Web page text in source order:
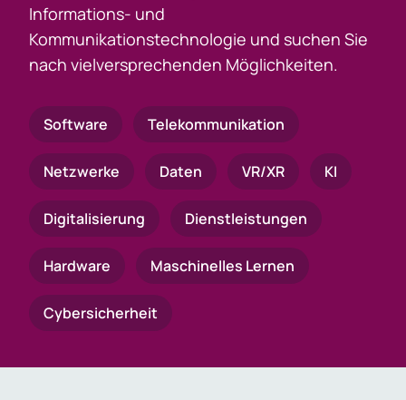
Informations- und
Kommunikationstechnologie und suchen Sie
nach vielversprechenden Möglichkeiten.
Software Telekommunikation
Netzwerke Daten VR/XR KI
Digitalisierung Dienstleistungen
Hardware Maschinelles Lernen
Cybersicherheit